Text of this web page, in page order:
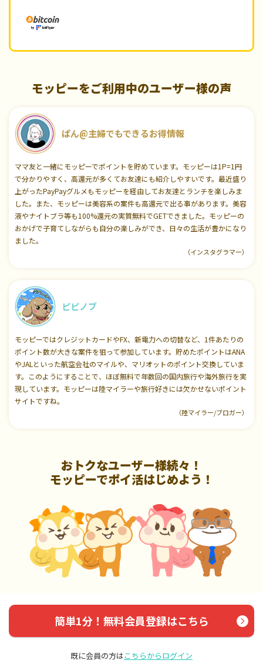
モッピーをご利用中のユーザー様の声
ぱん@主婦でもできるお得情報
ママ友と一緒にモッピーでポイントを貯めています。モッピーは1P=1円
で分かりやすく、高還元が多くてお友達にも紹介しやすいです。最近盛り
上がったPayPayグルメもモッピーを経由してお友達とランチを楽しみま
した。また、モッピーは美容系の案件も高還元で出る事があります。美容
液やナイトブラ等も100%還元の実質無料でGETできました。モッピーの
おかげで子育てしながらも自分の楽しみができ、日々の生活が豊かになり
ました。
（インスタグラマー）
ピピノブ
モッピーではクレジットカードやFX、新電力への切替など、1件あたりの
ポイント数が大きな案件を狙って参加しています。貯めたポイントはANA
やJALといった航空会社のマイルや、マリオットのポイント交換していま
す。このようにすることで、ほぼ無料で年数回の国内旅行や海外旅行を実
現しています。モッピーは陸マイラーや旅行好きには欠かせないポイント
サイトですね。
（陸マイラー/ブロガー）
おトクなユーザー様続々！
モッピーでポイ活はじめよう！
簡単1分！無料会員登録はこちら
既に会員の方はこちらからログイン